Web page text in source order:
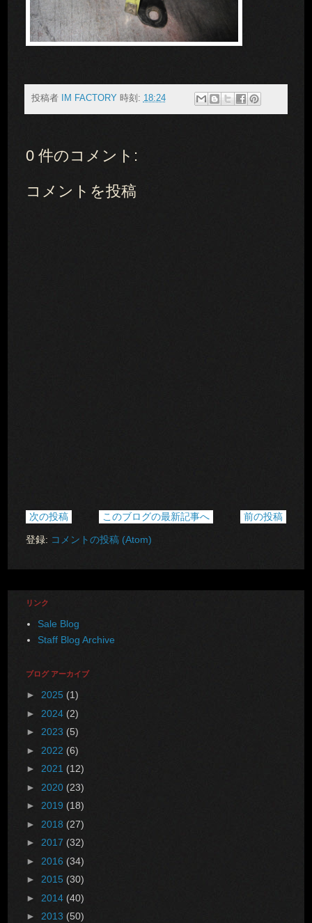
投稿者 IM FACTORY 時刻: 18:24
0 件のコメント:
コメントを投稿
次の投稿 前の投稿
このブログの最新記事へ
登録: コメントの投稿 (Atom)
リンク
Sale Blog
Staff Blog Archive
ブログ アーカイブ
► 2025 (1)
► 2024 (2)
► 2023 (5)
► 2022 (6)
► 2021 (12)
► 2020 (23)
► 2019 (18)
► 2018 (27)
► 2017 (32)
► 2016 (34)
► 2015 (30)
► 2014 (40)
► 2013 (50)